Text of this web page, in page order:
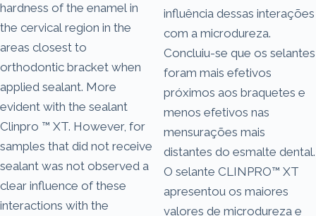
hardness of the enamel in
the cervical region in the
areas closest to
orthodontic bracket when
applied sealant. More
evident with the sealant
Clinpro ™ XT. However, for
samples that did not receive
sealant was not observed a
clear influence of these
interactions with the
influência dessas interações
com a microdureza.
Concluiu-se que os selantes
foram mais efetivos
próximos aos braquetes e
menos efetivos nas
mensurações mais
distantes do esmalte dental.
O selante CLINPRO™ XT
apresentou os maiores
valores de microdureza e